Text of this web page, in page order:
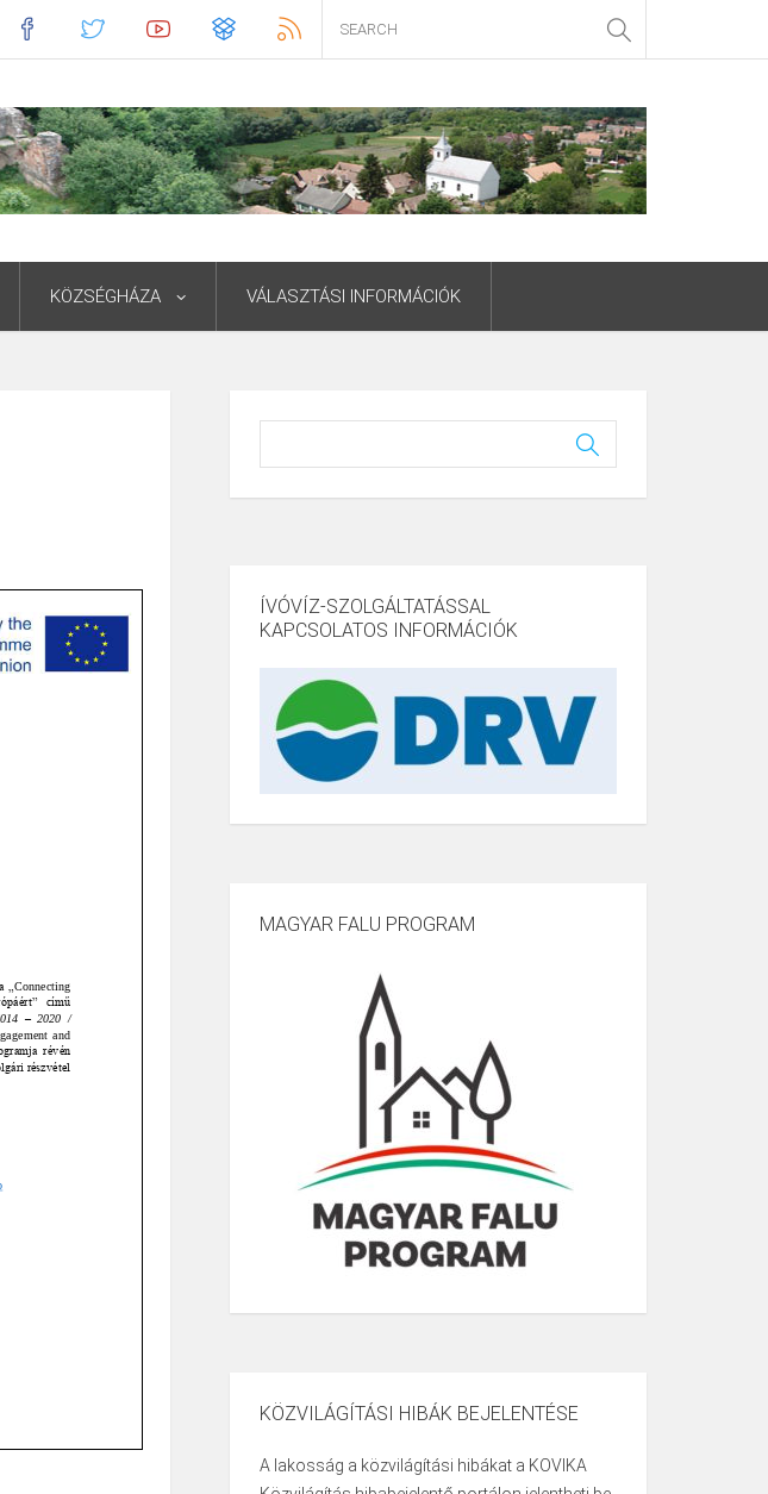
KÖZSÉGHÁZA VÁLASZTÁSI INFORMÁCIÓK
ÍVÓVÍZ-SZOLGÁLTATÁSSAL
KAPCSOLATOS INFORMÁCIÓK
MAGYAR FALU PROGRAM
KÖZVILÁGÍTÁSI HIBÁK BEJELENTÉSE
A lakosság a közvilágítási hibákat a KOVIKA